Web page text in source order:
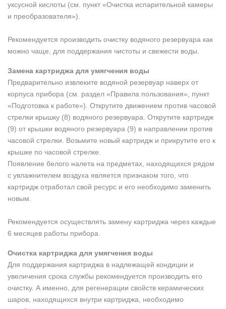
уксусной кислоты (см. пункт «Очистка испарительной камеры
и преобразователя»).
Рекомендуется производить очистку водяного резервуара как
можно чаще, для поддержания чистоты и свежести воды.
Замена картриджа для умягчения воды
Предварительно извлеките водяной резервуар наверх от
корпуса прибора (см. раздел «Правила пользования», пункт
«Подготовка к работе»). Открутите движением против часовой
стрелки крышку (8) водяного резервуара. Открутите картридж
(9) от крышки водяного резервуара (9) в направлении против
часовой стрелки. Возьмите новый картридж и прикрутите его к
крышке по часовой стрелке.
Появление белого налета на предметах, находящихся рядом
с увлажнителем воздуха является признаком того, что
картридж отработал свой ресурс и его необходимо заменить
новым.
Рекомендуется осуществлять замену картриджа через каждые
6 месяцев работы прибора.
Очистка картриджа для умягчения воды
Для поддержания картриджа в надлежащей кондиции и
увеличения срока службы рекомендуется производить его
очистку. А именно, для регенерации свойств керамических
шаров, находящихся внутри картриджа, необходимо